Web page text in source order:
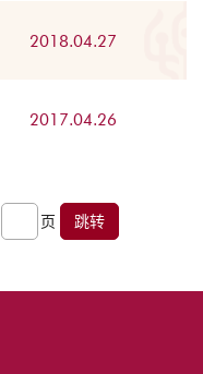
2018.04.27
2017.04.26
页 跳转